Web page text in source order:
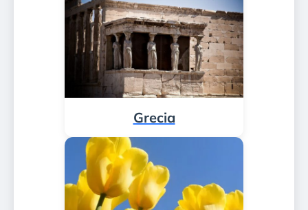
Grecia